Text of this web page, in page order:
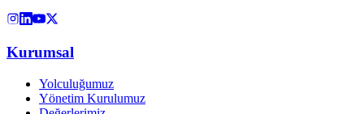
Kurumsal
Yolculuğumuz
Yönetim Kurulumuz